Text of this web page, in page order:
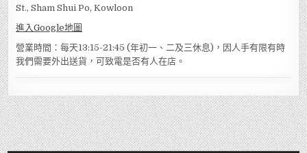
St., Sham Shui Po, Kowloon
進入Google地圖
營業時間：每天13:15-21:45 (年初一、二及三休息)，因人手有限有時
我們需要外出送貨，可致電是否有人在店。